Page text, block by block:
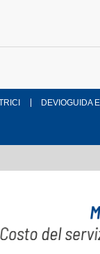
DEVIOGUIDA